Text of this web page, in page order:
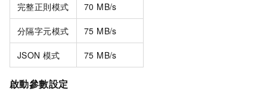
完整正則模式 70 MB/s
分隔字元模式 75 MB/s
JSON 模式 75 MB/s
啟動參數設定